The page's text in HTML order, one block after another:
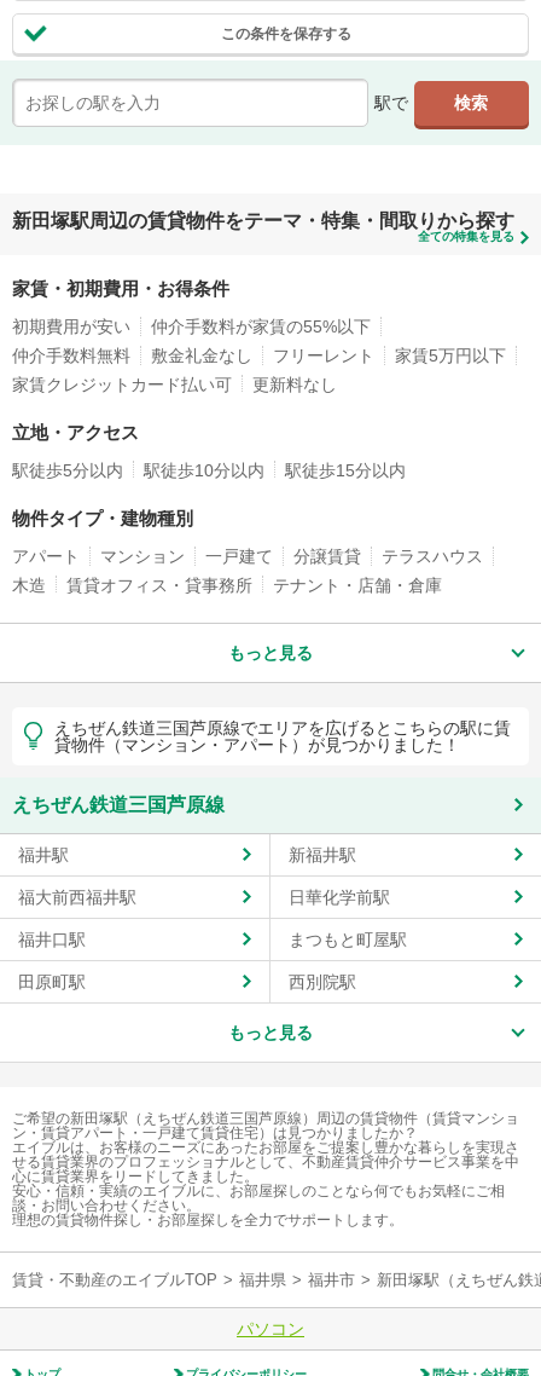
この条件を保存する
駅で
新田塚駅周辺の賃貸物件をテーマ・特集・間取りから探す
全ての特集を見る
家賃・初期費用・お得条件
初期費用が安い
仲介手数料が家賃の55%以下
仲介手数料無料
敷金礼金なし フリーレント
家賃5万円以下
家賃クレジットカード払い可
更新料なし
立地・アクセス
駅徒歩5分以内 駅徒歩10分以内 駅徒歩15分以内
物件タイプ・建物種別
アパート マンション 一戸建て 分譲賃貸
テラスハウス
木造
賃貸オフィス・貸事務所 テナント・店舗・倉庫
もっと見る
えちぜん鉄道三国芦原線でエリアを広げるとこちらの駅に賃
貸物件（マンション・アパート）が見つかりました！
えちぜん鉄道三国芦原線
福井駅 新福井駅
福大前西福井駅 日華化学前駅
福井口駅 まつもと町屋駅
田原町駅 西別院駅
もっと見る
ご希望の新田塚駅（えちぜん鉄道三国芦原線）周辺の賃貸物件（賃貸マンショ
ン・賃貸アパート・一戸建て賃貸住宅）は見つかりましたか？
エイブルは、お客様のニーズにあったお部屋をご提案し豊かな暮らしを実現さ
せる賃貸業界のプロフェッショナルとして、不動産賃貸仲介サービス事業を中
心に賃貸業界をリードしてきました。
安心・信頼・実績のエイブルに、お部屋探しのことなら何でもお気軽にご相
談・お問い合わせください。
理想の賃貸物件探し・お部屋探しを全力でサポートします。
賃貸・不動産のエイブルTOP > 福井県 > 福井市 > 新田塚駅（えちぜん鉄
パソコン